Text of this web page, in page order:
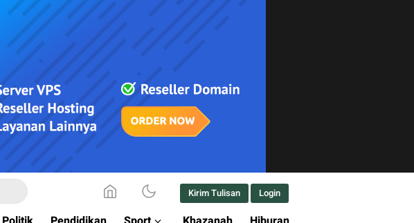
Kirim Tulisan Login